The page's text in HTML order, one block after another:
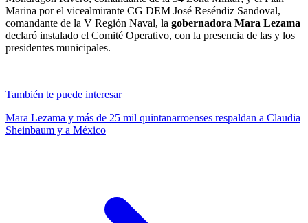
Marina por el vicealmirante CG DEM José Reséndiz Sandoval,
comandante de la V Región Naval, la gobernadora Mara Lezama
declaró instalado el Comité Operativo, con la presencia de las y los
presidentes municipales.
También te puede interesar
Mara Lezama y más de 25 mil quintanarroenses respaldan a Claudia
Sheinbaum y a México